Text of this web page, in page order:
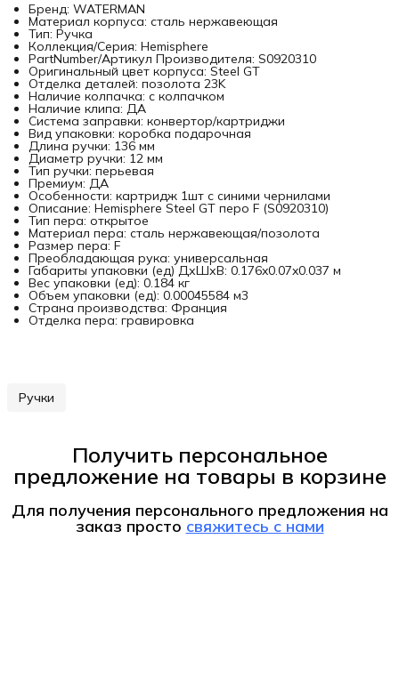
Бренд: WATERMAN
Материал корпуса: сталь нержавеющая
Тип: Ручка
Коллекция/Серия: Hemisphere
PartNumber/Артикул Производителя: S0920310
Оригинальный цвет корпуса: Steel GT
Отделка деталей: позолота 23K
Наличие колпачка: с колпачком
Наличие клипа: ДА
Система заправки: конвертор/картриджи
Вид упаковки: коробка подарочная
Длина ручки: 136 мм
Диаметр ручки: 12 мм
Тип ручки: перьевая
Премиум: ДА
Особенности: картридж 1шт с синими чернилами
Описание: Hemisphere Steel GT перо F (S0920310)
Тип пера: открытое
Материал пера: сталь нержавеющая/позолота
Размер пера: F
Преобладающая рука: универсальная
Габариты упаковки (ед) ДхШхВ: 0.176x0.07x0.037 м
Вес упаковки (ед): 0.184 кг
Объем упаковки (ед): 0.00045584 м3
Страна производства: Франция
Отделка пера: гравировка
Ручки
Получить персональное
предложение на товары в корзине
Для получения персонального предложения на
заказ просто свяжитесь с нами